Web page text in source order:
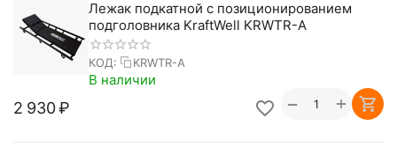
Лежак подкатной с позиционированием
подголовника KraftWell KRWTR-A
КОД: KRWTR-A
В наличии
2 930₽ +
−